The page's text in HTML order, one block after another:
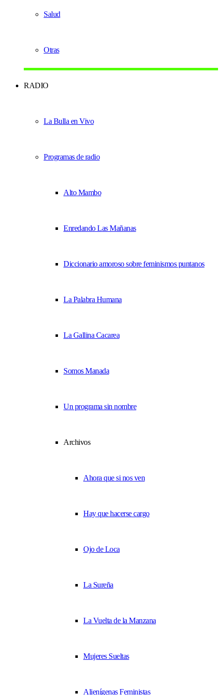
Salud
Otras
RADIO
La Bulla en Vivo
Programas de radio
Alto Mambo
Enredando Las Mañanas
Diccionario amoroso sobre feminismos puntanos
La Palabra Humana
La Gallina Cacarea
Somos Manada
Un programa sin nombre
Archivos
Ahora que si nos ven
Hay que hacerse cargo
Ojo de Loca
La Sureña
La Vuelta de la Manzana
Mujeres Sueltas
Alienígenas Feministas